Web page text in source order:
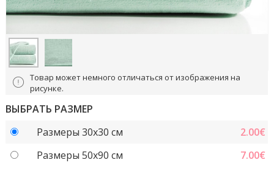
Товар может немного отличаться от изображения на
рисунке.
ВЫБРАТЬ РАЗМЕР
Размеры 30x30 см
2.00€
Размеры 50x90 см
7.00€